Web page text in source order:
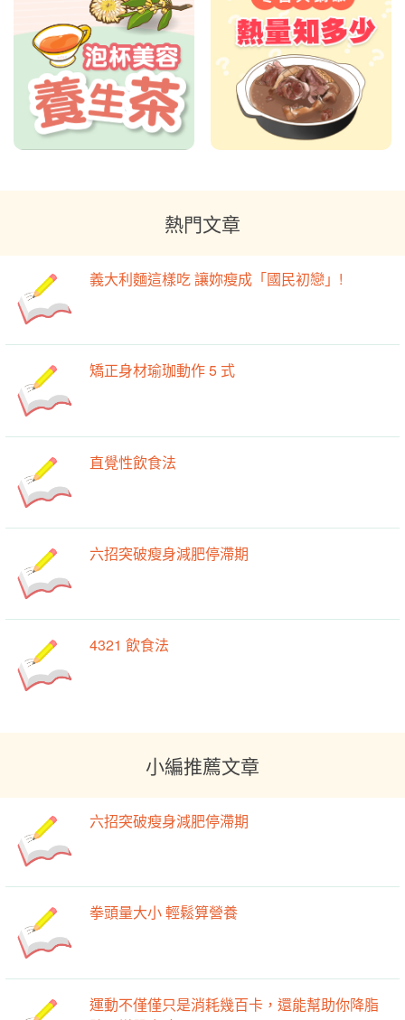
熱門文章
義大利麵這樣吃 讓妳瘦成「國民初戀」!
矯正身材瑜珈動作 5 式
直覺性飲食法
六招突破瘦身減肥停滯期
4321 飲食法
小編推薦文章
六招突破瘦身減肥停滯期
拳頭量大小 輕鬆算營養
運動不僅僅只是消耗幾百卡，還能幫助你降脂